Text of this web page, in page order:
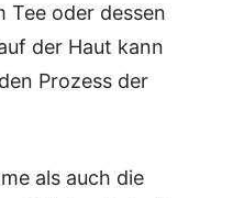
Tee oder dessen
der Haut kann
Prozess der
als auch die